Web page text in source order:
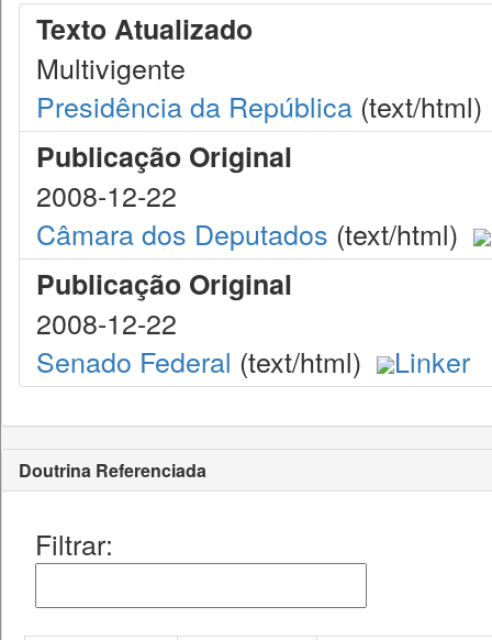
Texto Atualizado
Multivigente
Presidência da República (text/html)
Publicação Original
2008-12-22
Câmara dos Deputados (text/html)
Publicação Original
2008-12-22
Senado Federal (text/html) Linker
Doutrina Referenciada
Filtrar: